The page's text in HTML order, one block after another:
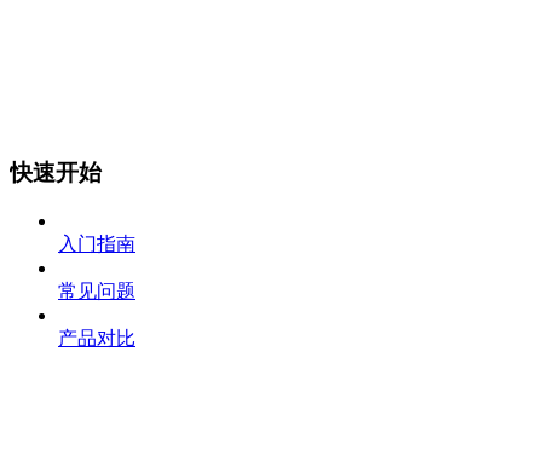
快速开始
入门指南
常见问题
产品对比